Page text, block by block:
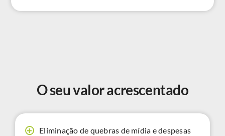
O seu valor acrescentado
Eliminação de quebras de mídia e despesas